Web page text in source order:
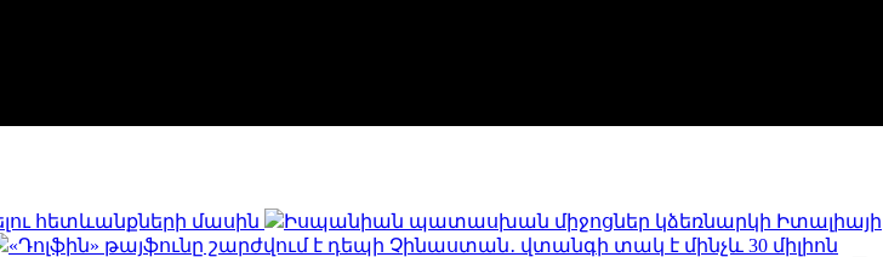
հետևանքների մասին
Իսպանիան պատասխան միջոցներ կձեռնարկի Իտալիայի
«Դոլֆին» թայֆունը շարժվում է դեպի Չինաստան․ վտանգի տակ է մինչև 30 միլիոն